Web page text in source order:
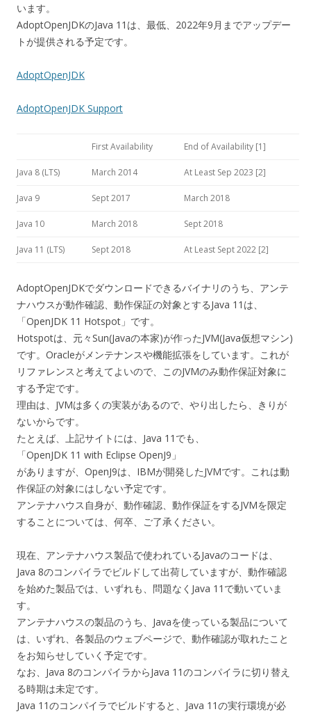
います。
AdoptOpenJDKのJava 11は、最低、2022年9月までアップデー
トが提供される予定です。
AdoptOpenJDK
AdoptOpenJDK Support
First Availability End of Availability [1]
Java 8 (LTS) March 2014 At Least Sep 2023 [2]
Java 9 Sept 2017 March 2018
Java 10 March 2018 Sept 2018
Java 11 (LTS) Sept 2018 At Least Sept 2022 [2]
AdoptOpenJDKでダウンロードできるバイナリのうち、アンテ
ナハウスが動作確認、動作保証の対象とするJava 11は、
「OpenJDK 11 Hotspot」です。
Hotspotは、元々Sun(Javaの本家)が作ったJVM(Java仮想マシン)
です。Oracleがメンテナンスや機能拡張をしています。これが
リファレンスと考えてよいので、このJVMのみ動作保証対象に
する予定です。
理由は、JVMは多くの実装があるので、やり出したら、きりが
ないからです。
たとえば、上記サイトには、Java 11でも、
「OpenJDK 11 with Eclipse OpenJ9」
がありますが、OpenJ9は、IBMが開発したJVMです。これは動
作保証の対象にはしない予定です。
アンテナハウス自身が、動作確認、動作保証をするJVMを限定
することについては、何卒、ご了承ください。
現在、アンテナハウス製品で使われているJavaのコードは、
Java 8のコンパイラでビルドして出荷していますが、動作確認
を始めた製品では、いずれも、問題なくJava 11で動いていま
す。
アンテナハウスの製品のうち、Javaを使っている製品について
は、いずれ、各製品のウェブページで、動作確認が取れたこと
をお知らせしていく予定です。
なお、Java 8のコンパイラからJava 11のコンパイラに切り替え
る時期は未定です。
Java 11のコンパイラでビルドすると、Java 11の実行環境が必